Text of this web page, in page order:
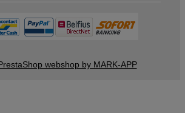
webshop by MARK-APP